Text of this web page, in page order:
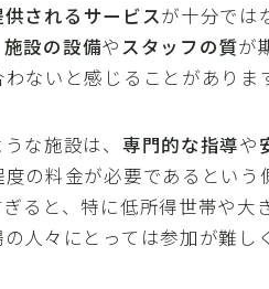
供されるサービスが十分では
施設の設備や スタッフの質が
ないと感じることがありま
な施設は、 専門的な指導や
の料金が必要であるという
ると、特に低所得世帯や大
人々にとっては参加が難し